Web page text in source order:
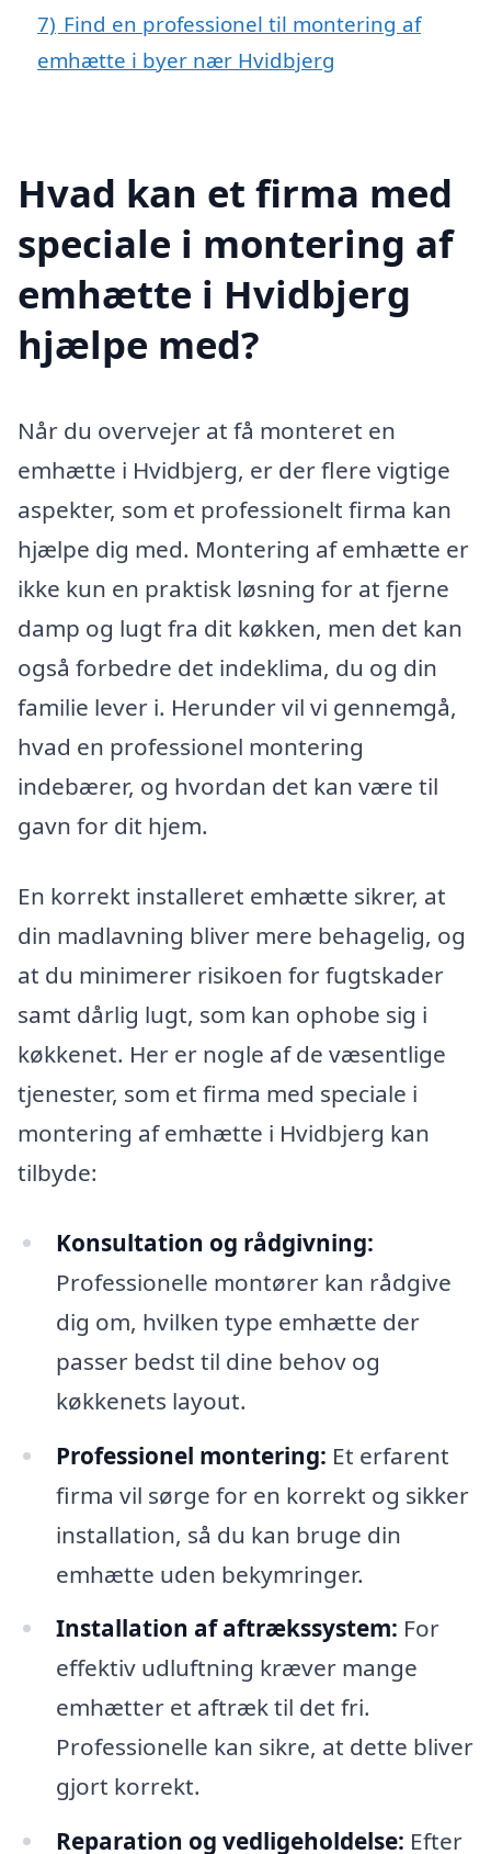
7) Find en professionel til montering af
emhætte i byer nær Hvidbjerg
Hvad kan et firma med
speciale i montering af
emhætte i Hvidbjerg
hjælpe med?
Når du overvejer at få monteret en
emhætte i Hvidbjerg, er der flere vigtige
aspekter, som et professionelt firma kan
hjælpe dig med. Montering af emhætte er
ikke kun en praktisk løsning for at fjerne
damp og lugt fra dit køkken, men det kan
også forbedre det indeklima, du og din
familie lever i. Herunder vil vi gennemgå,
hvad en professionel montering
indebærer, og hvordan det kan være til
gavn for dit hjem.
En korrekt installeret emhætte sikrer, at
din madlavning bliver mere behagelig, og
at du minimerer risikoen for fugtskader
samt dårlig lugt, som kan ophobe sig i
køkkenet. Her er nogle af de væsentlige
tjenester, som et firma med speciale i
montering af emhætte i Hvidbjerg kan
tilbyde:
Konsultation og rådgivning:
Professionelle montører kan rådgive
dig om, hvilken type emhætte der
passer bedst til dine behov og
køkkenets layout.
Professionel montering: Et erfarent
firma vil sørge for en korrekt og sikker
installation, så du kan bruge din
emhætte uden bekymringer.
Installation af aftrækssystem: For
effektiv udluftning kræver mange
emhætter et aftræk til det fri.
Professionelle kan sikre, at dette bliver
gjort korrekt.
Reparation og vedligeholdelse: Efter